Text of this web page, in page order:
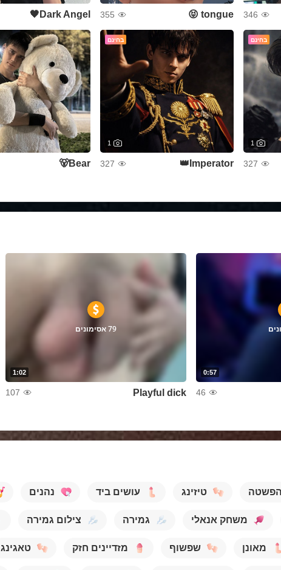
346
tongue 😝
355
Dark Angel🖤
בחינם
1
327
בחינם
1
Imperator👑
327
Bear🐻
0:57
46
1:02
79 אסימונים
Playful dick
107
הפשטה טיזינג עושים ביד נהנים
משחק אנאלי גמירה צילום גמירה
מאונן שפשוף מזדיינים חזק טאגינג